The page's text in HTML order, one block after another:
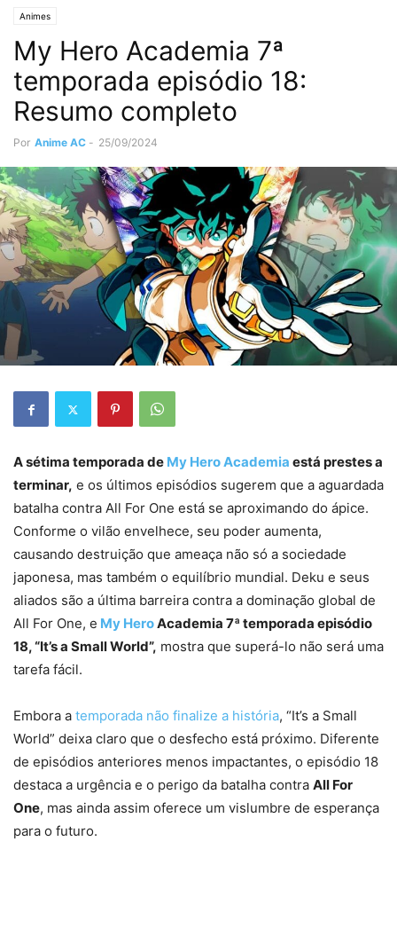
Animes
My Hero Academia 7ª
temporada episódio 18:
Resumo completo
Por Anime AC - 25/09/2024
A sétima temporada de My Hero Academia está prestes a
terminar, e os últimos episódios sugerem que a aguardada
batalha contra All For One está se aproximando do ápice.
Conforme o vilão envelhece, seu poder aumenta,
causando destruição que ameaça não só a sociedade
japonesa, mas também o equilíbrio mundial. Deku e seus
aliados são a última barreira contra a dominação global de
All For One, e My HeroAcademia 7ª temporada episódio
18, “It’s a Small World”, mostra que superá-lo não será uma
tarefa fácil.
Embora a temporada não finalize a história, “It’s a Small
World” deixa claro que o desfecho está próximo. Diferente
de episódios anteriores menos impactantes, o episódio 18
destaca a urgência e o perigo da batalha contra All For
One, mas ainda assim oferece um vislumbre de esperança
para o futuro.